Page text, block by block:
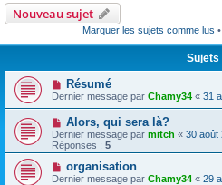
Nouveau sujet
Marquer les sujets comme lus
Sujets
Résumé
Dernier message par Chamy34 « 31
Alors, qui sera là?
Dernier message par mitch « 30 août
Réponses : 5
organisation
Dernier message par Chamy34 « 29